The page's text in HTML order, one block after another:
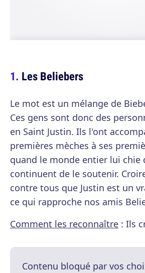
Les Beliebers
Le mot est un mélange de
Ces gens sont donc des
en Saint Justin. Ils l'ont
premières mèches à ses
quand le monde entier lui chie
continuent de le soutenir.
contre tous que Justin est un
ce qui rapproche nos amis
Comment les reconnaître : Ils
Contenu bloqué par vos